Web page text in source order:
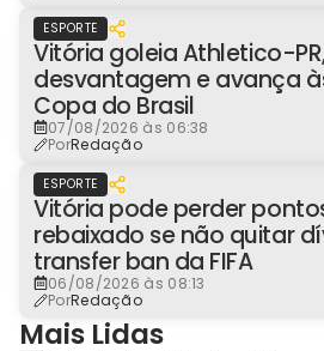
ESPORTE
Vitória goleia Athletico-
desvantagem e avança
Copa do Brasil
07/08/2026 às 06:38
PorRedação
ESPORTE
Vitória pode perder
rebaixado se não quitar
transfer ban da FIFA
06/08/2026 às 08:13
PorRedação
Mais Lidas